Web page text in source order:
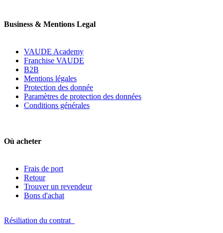
Business & Mentions Legal
VAUDE Academy
Franchise VAUDE
B2B
Mentions légales
Protection des donnée
Paramètres de protection des données
Conditions générales
Où acheter
Frais de port
Retour
Trouver un revendeur
Bons d'achat
Résiliation du contrat